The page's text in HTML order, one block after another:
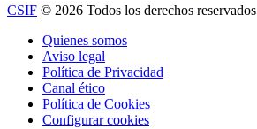
CSIF © 2026 Todos los derechos reservados
Quienes somos
Aviso legal
Política de Privacidad
Canal ético
Política de Cookies
Configurar cookies